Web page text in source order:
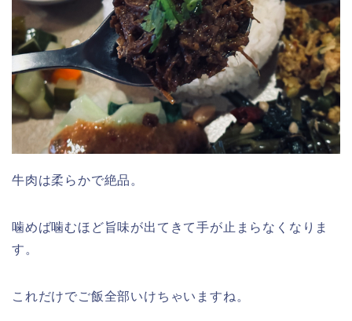
牛肉は柔らかで絶品。
噛めば噛むほど旨味が出てきて手が止まらなくなりま
す。
これだけでご飯全部いけちゃいますね。